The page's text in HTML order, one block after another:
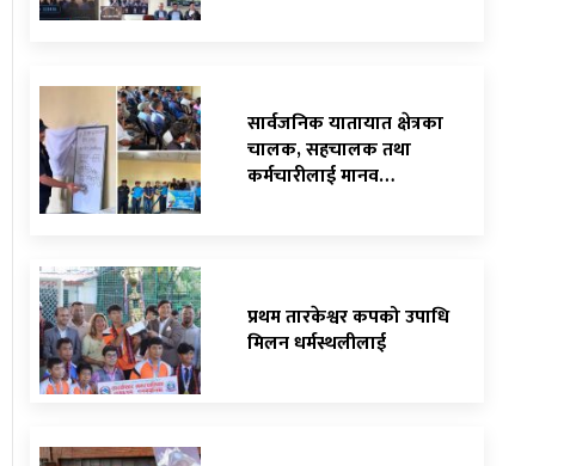
सार्वजनिक यातायात क्षेत्रका
चालक, सहचालक तथा
कर्मचारीलाई मानव…
प्रथम तारकेश्वर कपको उपाधि
मिलन धर्मस्थलीलाई